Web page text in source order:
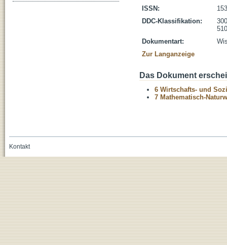
ISSN:
DDC-Klassifikation:
Dokumentart:
Zur Langanzeige
Das Dokument
6 Wirtschafts- und
7 Mathematisch-
Kontakt